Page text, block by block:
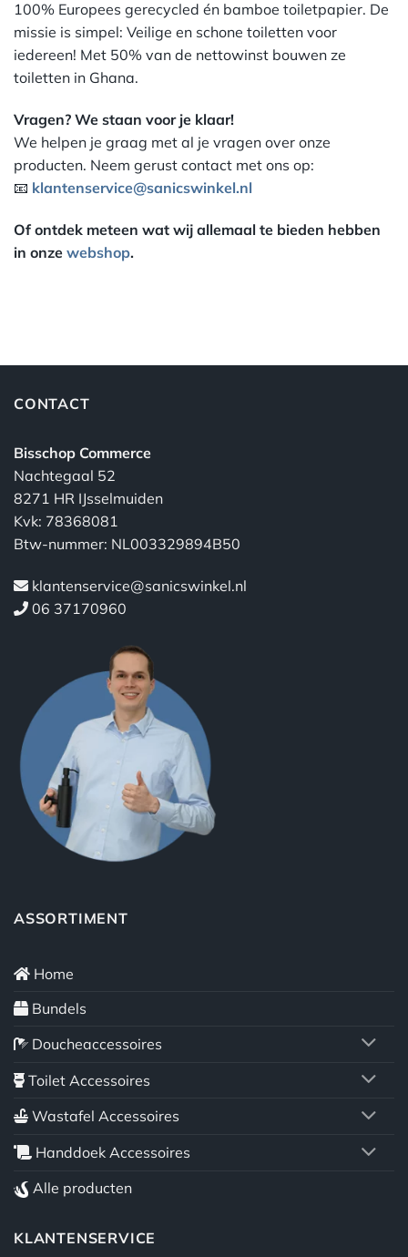
100% Europees gerecycled én bamboe toiletpapier. De
missie is simpel: Veilige en schone toiletten voor
iedereen! Met 50% van de nettowinst bouwen ze
toiletten in Ghana.
Vragen? We staan voor je klaar!
We helpen je graag met al je vragen over onze
producten. Neem gerust contact met ons op:
📧 klantenservice@sanicswinkel.nl
Of ontdek meteen wat wij allemaal te bieden hebben
in onze webshop.
CONTACT
Bisschop Commerce
Nachtegaal 52
8271 HR IJsselmuiden
Kvk: 78368081
Btw-nummer: NL003329894B50
klantenservice@sanicswinkel.nl
06 37170960
ASSORTIMENT
Home
Bundels
Doucheaccessoires
Toilet Accessoires
Wastafel Accessoires
Handdoek Accessoires
Alle producten
KLANTENSERVICE